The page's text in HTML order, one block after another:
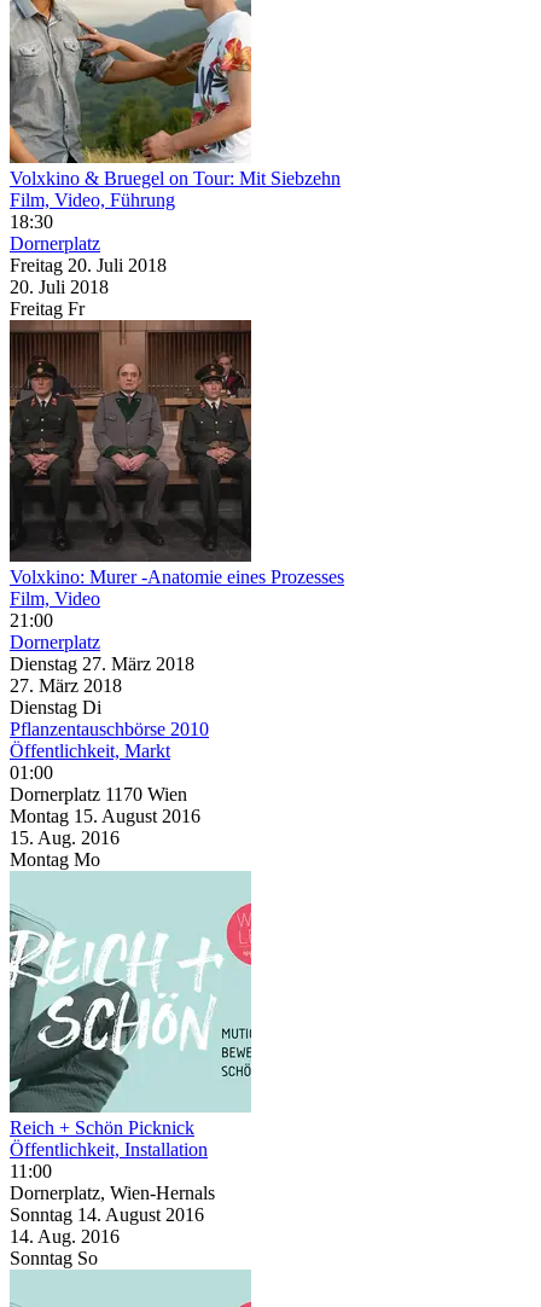
Volxkino & Bruegel on Tour: Mit Siebzehn
Film, Video, Führung
18:30
Dornerplatz
Freitag 20. Juli 2018
20. Juli 2018
Freitag Fr
Volxkino: Murer -Anatomie eines Prozesses
Film, Video
21:00
Dornerplatz
Dienstag 27. März 2018
27. März 2018
Dienstag Di
Pflanzentauschbörse 2010
Öffentlichkeit, Markt
01:00
Dornerplatz 1170 Wien
Montag 15. August 2016
15. Aug. 2016
Montag Mo
Reich + Schön Picknick
Öffentlichkeit, Installation
11:00
Dornerplatz, Wien-Hernals
Sonntag 14. August 2016
14. Aug. 2016
Sonntag So